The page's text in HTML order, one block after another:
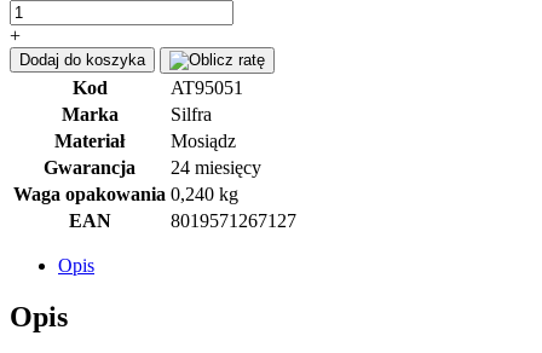
+
Dodaj do koszyka
Kod
AT95051
Marka
Silfra
Materiał
Mosiądz
Gwarancja
24 miesięcy
Waga opakowania 0,240 kg
EAN
8019571267127
Opis
Opis